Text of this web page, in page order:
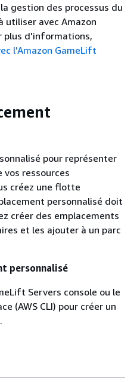
gestion des processus du
utiliser avec Amazon
plus d'informations,
l'Amazon GameLift
pour représenter
ressources
créez une flotte
personnalisé doit
créer des emplacements
et les ajouter à un parc
personnalisé
Servers console ou le
(AWS CLI) pour créer un